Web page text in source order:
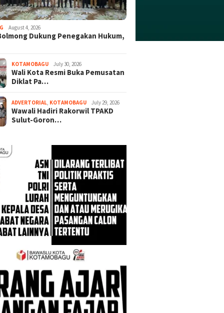
August 4, 2026
Dukung Penegakan Hukum,
KOTAMOBAGU July 30, 2026
Wali Kota Resmi Buka Pemusatan
Diklat Pa…
ADVERTORIAL, KOTAMOBAGU July 29, 2026
Wawali Hadiri Rakorwil TPAKD
Sulut-Goron…